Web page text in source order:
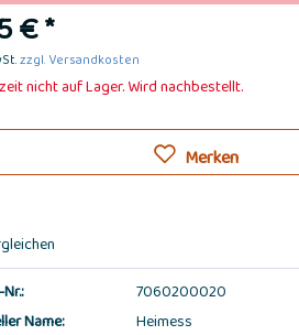
€ *
zzgl. Versandkosten
nicht auf Lager. Wird nachbestellt.
Merken
7060200020
Name:
Heimess